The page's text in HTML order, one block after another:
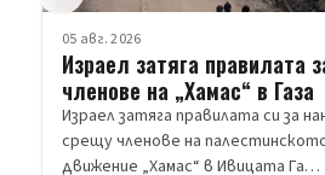
05 авг. 2026
Израел затяга правилата
членове на „Хамас“ в Газа
Израел затяга правилата си за
срещу членове на
движение „Хамас“ в Ивицата Га…